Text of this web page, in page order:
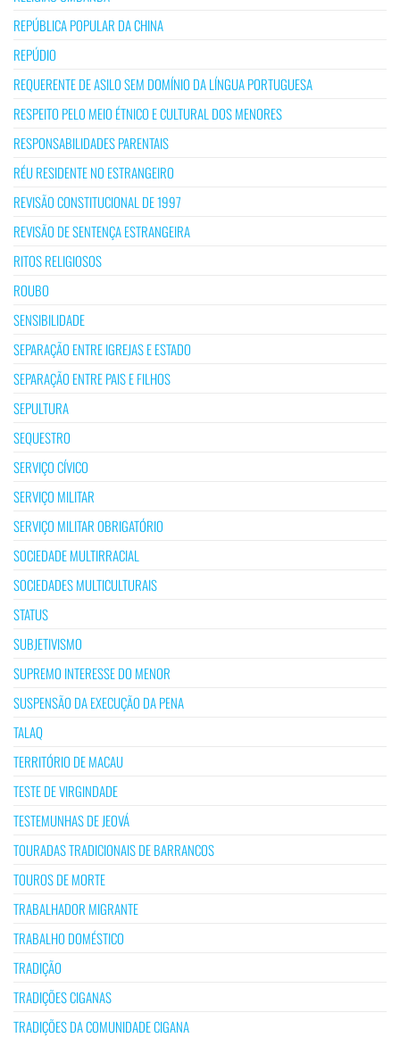
REPÚBLICA POPULAR DA CHINA
REPÚDIO
REQUERENTE DE ASILO SEM DOMÍNIO DA LÍNGUA PORTUGUESA
RESPEITO PELO MEIO ÉTNICO E CULTURAL DOS MENORES
RESPONSABILIDADES PARENTAIS
RÉU RESIDENTE NO ESTRANGEIRO
REVISÃO CONSTITUCIONAL DE 1997
REVISÃO DE SENTENÇA ESTRANGEIRA
RITOS RELIGIOSOS
ROUBO
SENSIBILIDADE
SEPARAÇÃO ENTRE IGREJAS E ESTADO
SEPARAÇÃO ENTRE PAIS E FILHOS
SEPULTURA
SEQUESTRO
SERVIÇO CÍVICO
SERVIÇO MILITAR
SERVIÇO MILITAR OBRIGATÓRIO
SOCIEDADE MULTIRRACIAL
SOCIEDADES MULTICULTURAIS
STATUS
SUBJETIVISMO
SUPREMO INTERESSE DO MENOR
SUSPENSÃO DA EXECUÇÃO DA PENA
TALAQ
TERRITÓRIO DE MACAU
TESTE DE VIRGINDADE
TESTEMUNHAS DE JEOVÁ
TOURADAS TRADICIONAIS DE BARRANCOS
TOUROS DE MORTE
TRABALHADOR MIGRANTE
TRABALHO DOMÉSTICO
TRADIÇÃO
TRADIÇÕES CIGANAS
TRADIÇÕES DA COMUNIDADE CIGANA